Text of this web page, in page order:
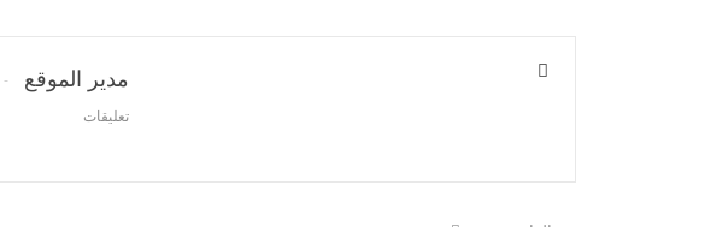
مدير الموقع
تعليقات